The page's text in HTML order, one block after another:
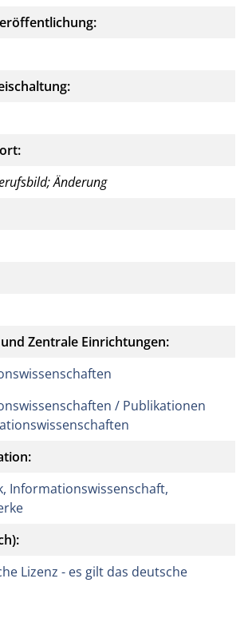
Änderung
Zentrale Einrichtungen:
/ Publikationen
Informationswissenschaft,
Lizenz - es gilt das deutsche